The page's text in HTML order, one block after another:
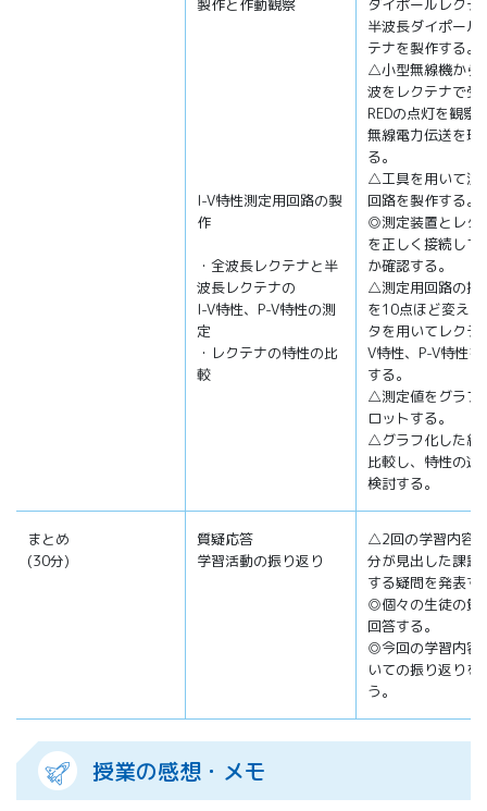
製作と作動観察
I-V特性測定用回路の製
作
・全波長レクテナと半
波長レクテナの
I-V特性、P-V特性の測
定
・レクテナの特性の比
較
ダイポールレクテ
半波長ダイポール
テナを製作する。
△小型無線機から
波をレクテナで受
REDの点灯を観察
無線電力伝送を理
る。
△工具を用いて測
回路を製作する。
◎測定装置とレク
を正しく接続して
か確認する。
△測定用回路の抵
を10点ほど変え
タを用いてレクテ
V特性、P-V特性を
する。
△測定値をグラフ
ロットする。
△グラフ化した結
比較し、特性の違
検討する。
まとめ
(30分)
質疑応答
学習活動の振り返り
△2回の学習内容
分が見出した課題
する疑問を発表す
◎個々の生徒の質
回答する。
◎今回の学習内容
いての振り返りを
う。
授業の感想・メモ